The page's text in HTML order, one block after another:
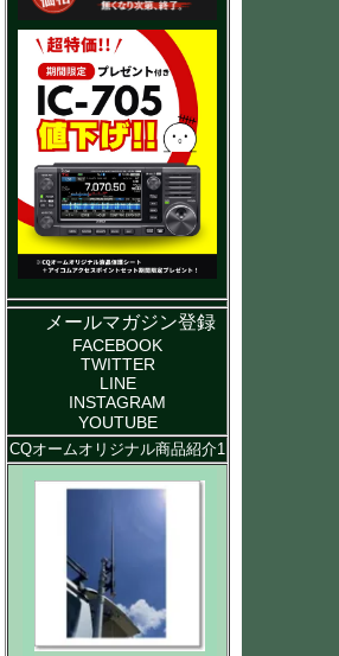
メールマガジン登録
FACEBOOK
TWITTER
LINE
INSTAGRAM
YOUTUBE
CQオームオリジナル商品紹介1